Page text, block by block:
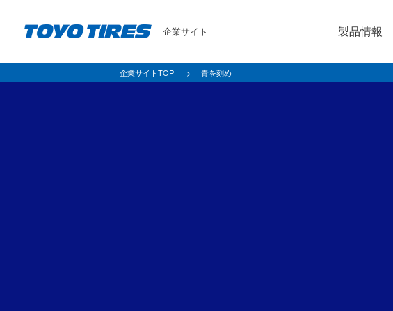
企業サイト 製品情報
企業サイトTOP 青を刻め